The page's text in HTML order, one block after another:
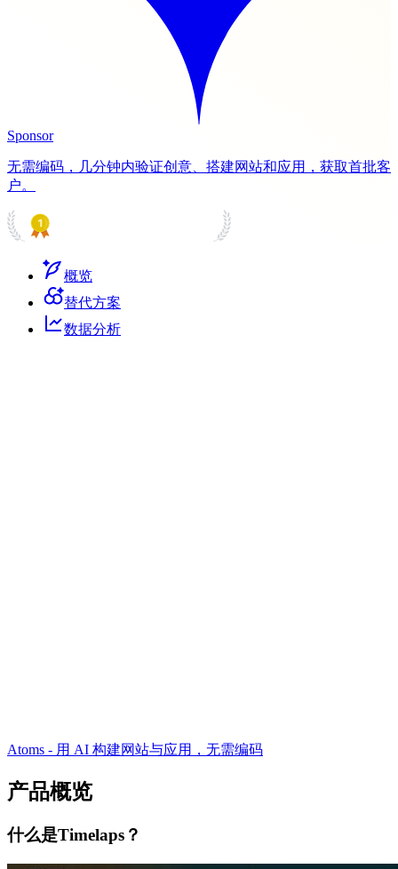
Sponsor
无需编码，几分钟内验证创意、搭建网站和应用，获取首批客
户。
概览
替代方案
数据分析
Atoms - 用 AI 构建网站与应用，无需编码
产品概览
什么是Timelaps？